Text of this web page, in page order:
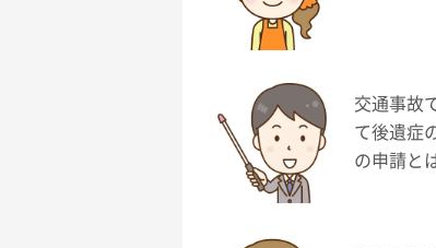
交通事故
て後遺症
の申請と